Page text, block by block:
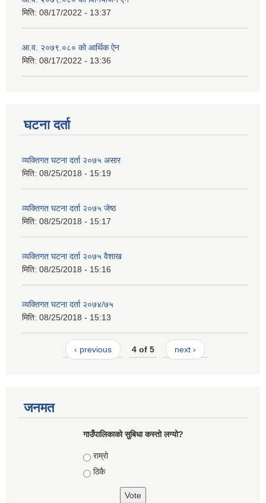
मिति: 08/17/2022 - 13:37
आ.व. २०७९.०८० को आर्थिक ऐन
मिति: 08/17/2022 - 13:36
घटना दर्ता
व्यक्तिगत घटना दर्ता २०७५ असार
मिति: 08/25/2018 - 15:19
व्यक्तिगत घटना दर्ता २०७५ जेष्ठ
मिति: 08/25/2018 - 15:17
व्यक्तिगत घटना दर्ता २०७५ वैशाख
मिति: 08/25/2018 - 15:16
व्यक्तिगत घटना दर्ता २०७४/७५
मिति: 08/25/2018 - 15:13
‹ previous 4 of 5 next ›
जनमत
गाउँपालिकाको सुबिधा कस्तो लग्यो?
Choices
राम्रो
ठिकै